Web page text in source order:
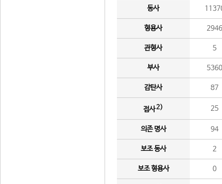
동사
형용사 2946
관형사 5
부사 5360
감탄사 87
접사2) 25
의존 명사 94
보조 동사 2
보조 형용사 0